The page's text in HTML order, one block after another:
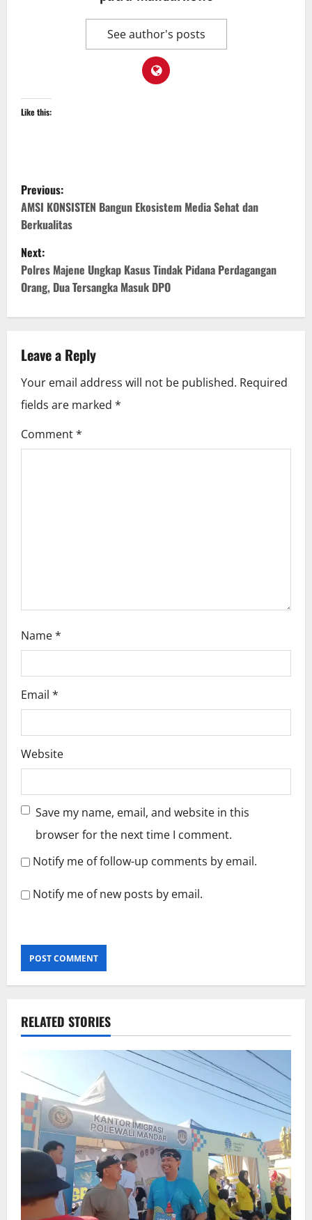
See author's posts
Like this:
P
o
s
t
n
v
i
g
a
Previous:
AMSI KONSISTEN Bangun Ekosistem Media Sehat dan
Berkualitas
Next:
Polres Majene Ungkap Kasus Tindak Pidana Perdagangan
Orang, Dua Tersangka Masuk DPO
Leave a Reply
Your email address will not be published. Required
fields are marked *
Comment*
Name*
Email *
Website
Save my name, email, and website in this
browser for the next time I comment.
Notify me of follow-up comments by email.
Notify me of new posts by email.
RELATED STORIES